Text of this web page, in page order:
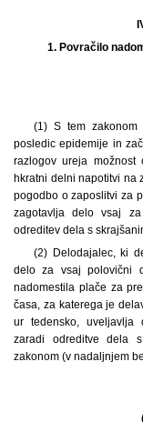
1. Povračilo
(1) S tem zakonom
posledic epidemije in
razlogov ureja možnost
hkratni delni napotitvi na
pogodbo o zaposlitvi za
zagotavlja delo vsaj
odreditev dela s
(2) Delodajalec, ki
delo za vsaj polovični
nadomestila plače za
časa, za katerega je
ur tedensko, uveljavlja
zaradi odreditve dela
zakonom (v nadaljnjem